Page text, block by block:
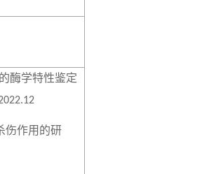
的酶学特性鉴定
伤作用的研